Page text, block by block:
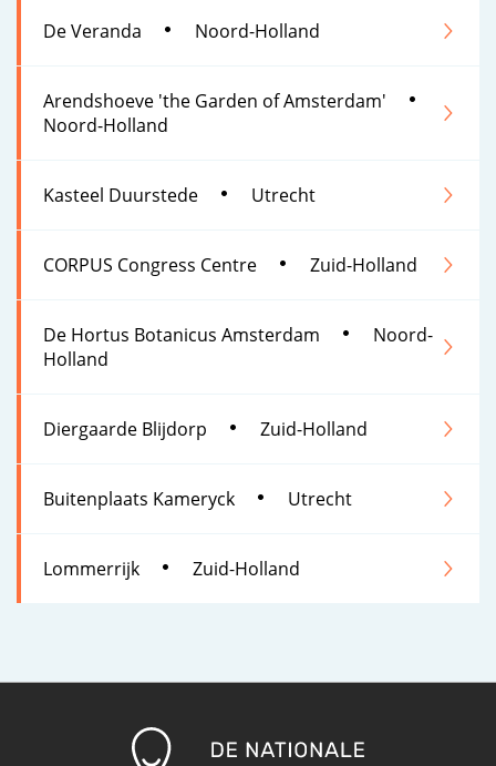
De Veranda Noord-Holland
Arendshoeve 'the Garden of Amsterdam'
Noord-Holland
Kasteel Duurstede Utrecht
CORPUS Congress Centre Zuid-Holland
De Hortus Botanicus Amsterdam
Noord-
Holland
Diergaarde Blijdorp Zuid-Holland
Buitenplaats Kameryck Utrecht
Lommerrijk Zuid-Holland